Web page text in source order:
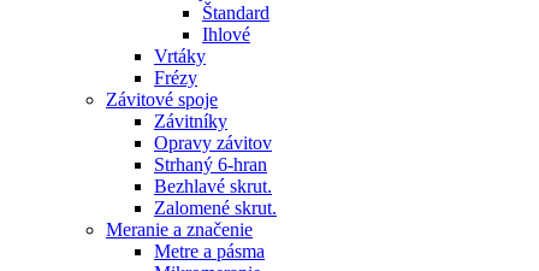
Štandard
Ihlové
Vrtáky
Frézy
Závitové spoje
Závitníky
Opravy závitov
Strhaný 6-hran
Bezhlavé skrut.
Zalomené skrut.
Meranie a značenie
Metre a pásma